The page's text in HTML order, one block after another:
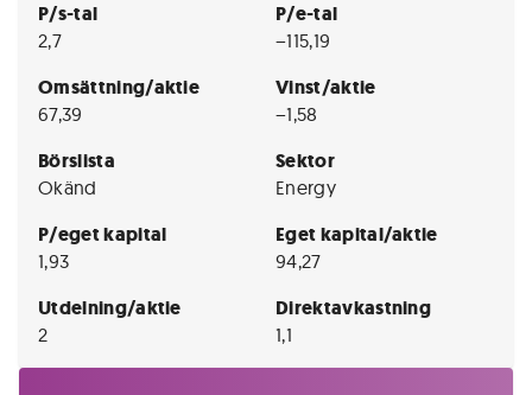
P/s-tal
2,7
P/e-tal
−115,19
Omsättning/aktie
67,39
Vinst/aktie
−1,58
Börslista
Okänd
Sektor
Energy
P/eget kapital
1,93
Eget kapital/aktie
94,27
Utdelning/aktie
2
Direktavkastning
1,1